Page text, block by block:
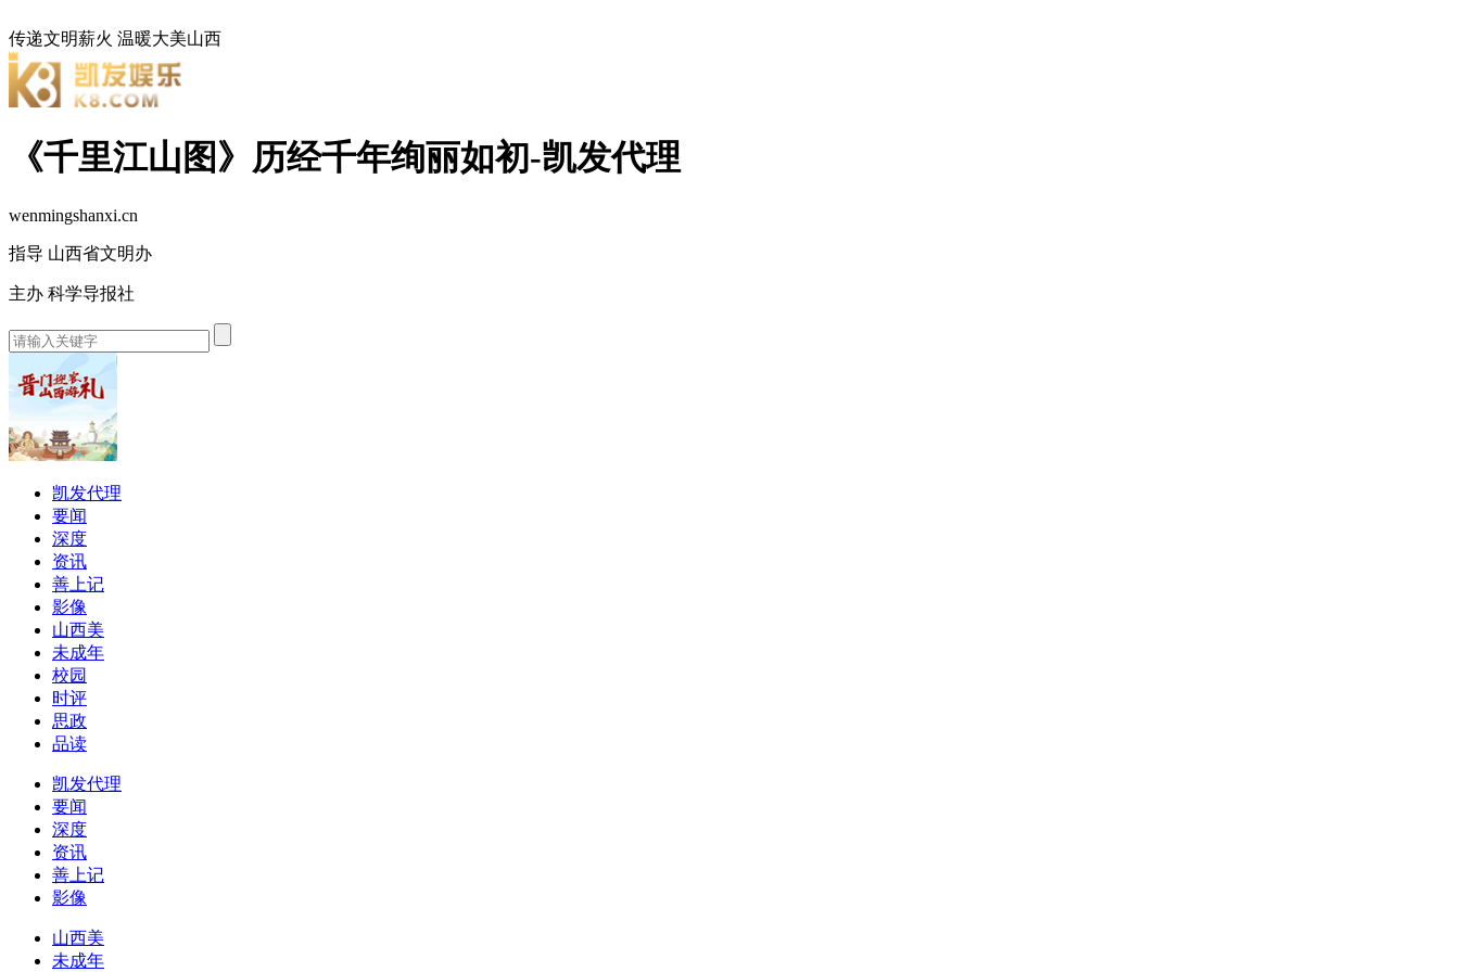
传递文明薪火 温暖大美山西
《千里江山图》历经千年绚丽如初-凯发代理
wenmingshanxi.cn
指导 山西省文明办
主办 科学导报社
凯发代理
要闻
深度
资讯
善上记
影像
山西美
未成年
校园
时评
思政
品读
凯发代理
要闻
深度
资讯
善上记
影像
山西美
未成年